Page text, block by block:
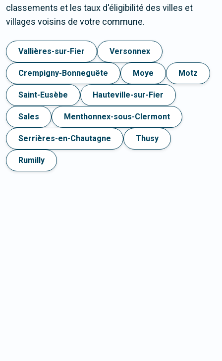
classements et les taux d'éligibilité des villes et
villages voisins de votre commune.
Vallières-sur-Fier Versonnex
Crempigny-Bonneguête Moye Motz
Saint-Eusèbe Hauteville-sur-Fier
Sales Menthonnex-sous-Clermont
Serrières-en-Chautagne Thusy
Rumilly